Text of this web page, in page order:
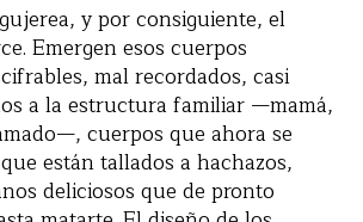
y por consiguiente, el
Emergen esos cuerpos
mal recordados, casi
a la estructura familiar —mamá,
cuerpos que ahora se
están tallados a hachazos,
deliciosos que de pronto